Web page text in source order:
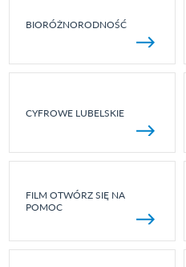
BIORÓŻNORODNOŚĆ
CYFROWE LUBELSKIE
FILM OTWÓRZ SIĘ NA
POMOC